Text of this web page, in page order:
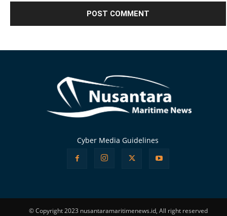
Cyber Media Guidelines
© Copyright 2023 nusantaramaritimenews.id, All right reserved